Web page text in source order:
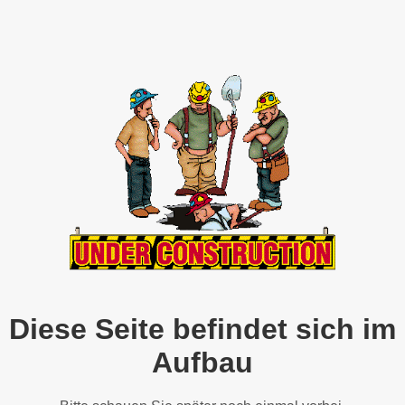
Diese Seite befindet sich im
Aufbau